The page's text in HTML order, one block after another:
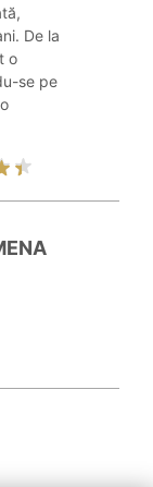
De la
o
se pe